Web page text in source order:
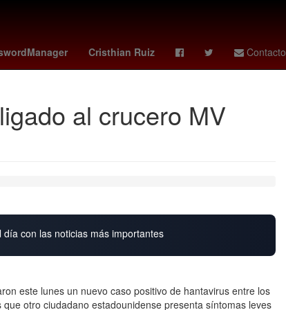
Cristhian Ruiz Contacto
juega colombia deportivo cali - pasto
al crucero MV
con las noticias más importantes
este lunes un nuevo caso positivo de hantavirus entre los
otro ciudadano estadounidense presenta síntomas leves